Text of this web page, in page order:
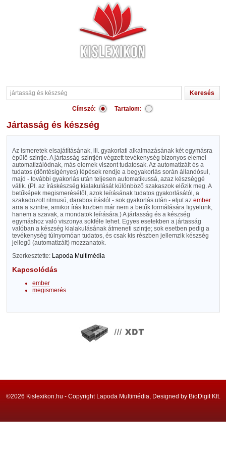
Címszó: Tartalom:
jártasság és készség
Az ismeretek elsajátításának, ill. gyakorlati alkalmazásának két egymásra
épülő szintje. A jártasság szintjén végzett tevékenység bizonyos elemei
automatizálódnak, más elemek viszont tudatosak. Az automatizált és a
tudatos (döntésigényes) lépések rendje a begyakorlás során állandósul,
majd - további gyakorlás után teljesen automatikussá, azaz készséggé
válik. (PI. az íráskészség kialakulását különböző szakaszok előzik meg. A
betűképek megismerésétől, azok leírásának tudatos gyakorlásától, a
szakadozott ritmusú, darabos írástól - sok gyakorlás után - eljut az ember
arra a szintre, amikor írás közben már nem a betűk formálására figyelünk,
hanem a szavak, a mondatok leírására.) A jártasság és a készség
egymáshoz való viszonya sokféle lehet. Egyes esetekben a jártasság
valóban a készség kialakulásának átmeneti szintje; sok esetben pedig a
tevékenység túlnyomóan tudatos, és csak kis részben jellemzik készség
jellegű (automatizált) mozzanatok.
Szerkesztette: Lapoda Multimédia
Kapcsolódás
ember
megismerés
©2026 Kislexikon.hu - Copyright Lapoda Multimédia, Designed by BioDigit Kft.